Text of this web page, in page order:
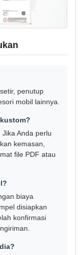
penutup
mobil lainnya.
Anda perlu
kemasan,
file PDF atau
biaya
disiapkan
konfirmasi